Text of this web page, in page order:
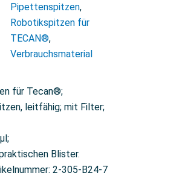
Pipettenspitzen,
Robotikspitzen für
TECAN®,
Verbrauchsmaterial
für Tecan®;
leitfähig; mit Filter;
Blister.
2-305-B24-7